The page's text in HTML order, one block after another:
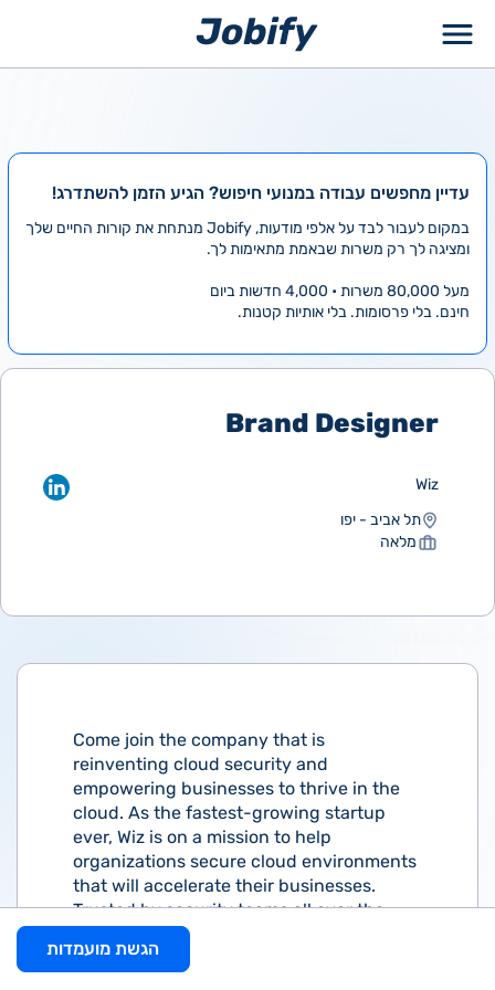
עדיין מחפשים עבודה במנועי חיפוש? הגיע הזמן להשתדרג!
במקום לעבור לבד על אלפי מודעות, Jobify מנתחת את קורות החיים שלך
ומציגה לך רק משרות שבאמת מתאימות לך.
מעל 80,000 משרות • 4,000 חדשות ביום
חינם. בלי פרסומות. בלי אותיות קטנות.
Brand Designer
Wiz
תל אביב - יפו
מלאה
Come join the company that is
reinventing cloud security and
empowering businesses to thrive in the
cloud. As the fastest-growing startup
ever, Wiz is on a mission to help
organizations secure cloud environments
that will accelerate their businesses.
Trusted by security teams all over the
world, we have a proven track record of
success and a culture that values world-
הגשת מועמדות